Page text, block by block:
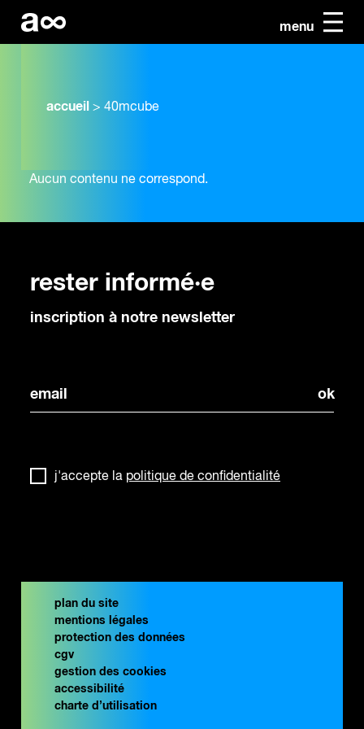
menu
accueil > 40mcube
Aucun contenu ne correspond.
rester informé·e
inscription à notre newsletter
j'accepte la politique de confidentialité
plan du site
mentions légales
protection des données
cgv
gestion des cookies
accessibilité
charte d’utilisation